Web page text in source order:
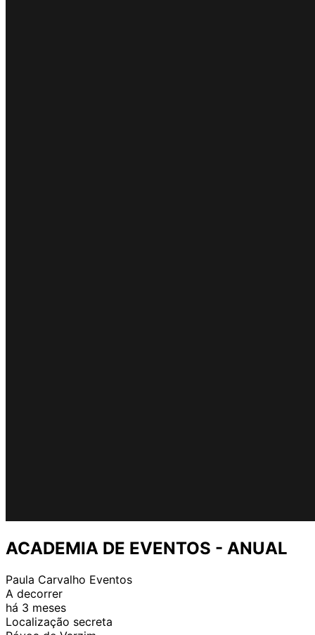
ACADEMIA DE EVENTOS - ANUAL
Paula Carvalho Eventos
A decorrer
há 3 meses
Localização secreta